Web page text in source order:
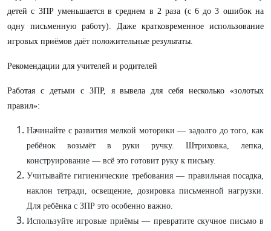
детей с ЗПР уменьшается в среднем в 2 раза (с 6 до 3 ошибок на
одну письменную работу). Даже кратковременное использование
игровых приёмов даёт положительные результаты.
Рекомендации для учителей и родителей
Работая с детьми с ЗПР, я вывела для себя несколько «золотых
правил»:
Начинайте с развития мелкой моторики — задолго до того, как
ребёнок возьмёт в руки ручку. Штриховка, лепка,
конструирование — всё это готовит руку к письму.
Учитывайте гигиенические требования — правильная посадка,
наклон тетради, освещение, дозировка письменной нагрузки.
Для ребёнка с ЗПР это особенно важно.
Используйте игровые приёмы — превратите скучное письмо в